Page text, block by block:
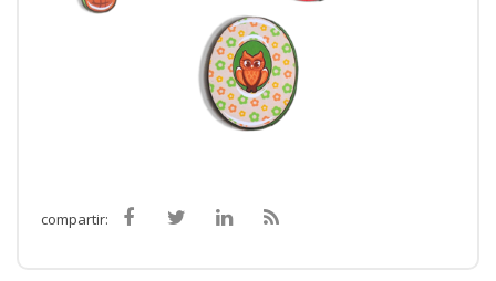
compartir: